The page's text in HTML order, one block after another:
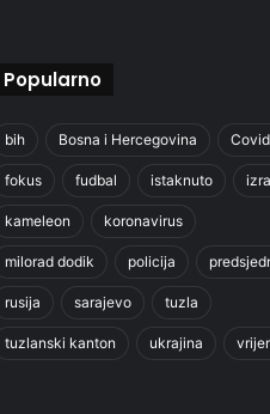
Popularno
bih Bosna i Hercegovina
fokus fudbal istaknuto
kameleon koronavirus
milorad dodik policija
rusija sarajevo tuzla
tuzlanski kanton ukrajina